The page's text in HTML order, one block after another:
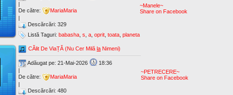
|
De către:
MariaMaria
|
Descărcări: 329
Listă Taguri: babasha s a oprit toata planeta
~Manele~
Share on Facebook
CĂlit De ViaȚĂ (Nu Cer Milă la Nimeni)
Adăugat pe: 21-Mai-2026
18:36
|
De către:
MariaMaria
|
Descărcări: 480
~PETRECERE~
Share on Facebook